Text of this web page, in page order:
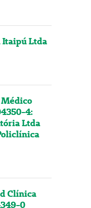
Itaipú Ltda
4:
Ltda
Clínica
0